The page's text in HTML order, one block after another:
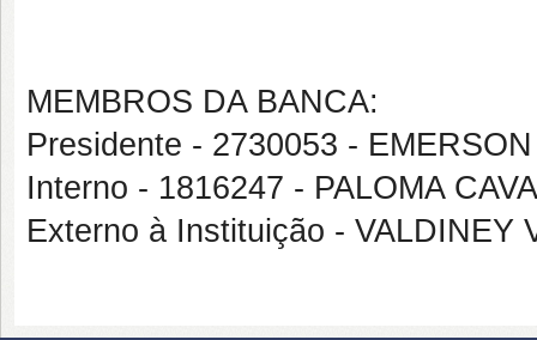
MEMBROS DA BANCA:
Presidente - 2730053 -
Interno - 1816247 - PALOMA
Externo à Instituição - VALDINEY